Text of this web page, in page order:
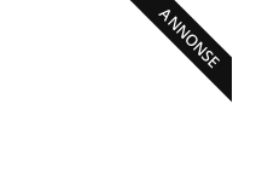
ANNONSE